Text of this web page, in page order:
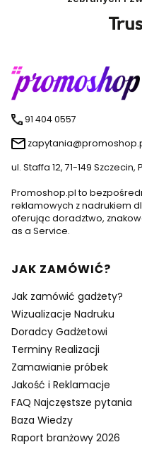
91 404 0557
ul. Staffa 12, 71-149 Szczecin,
Promoshop.pl to
reklamowych z nadrukiem
oferując doradztwo,
as a Service.
Linki w stopce
JAK ZAMÓWIĆ?
Jak zamówić gadżety?
Wizualizacje Nadruku
Doradcy Gadżetowi
Terminy Realizacji
Zamawianie próbek
Jakość i Reklamacje
FAQ Najczęstsze pytania
Baza Wiedzy
Raport branżowy 2026